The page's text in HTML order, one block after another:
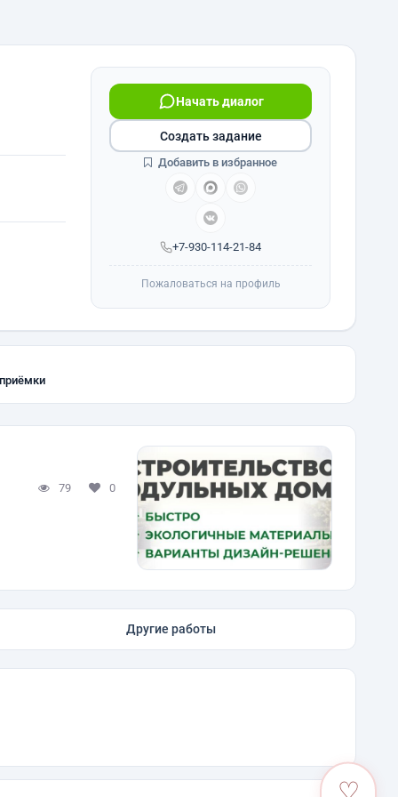
+7-930-114-21-84
Начать диалог
Создать задание
Добавить в избранное
Пожаловаться на профиль
79 0
Другие работы
♡